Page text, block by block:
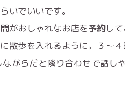
いでいいです。
がおしゃれなお店を予約し
散歩を入れるように。３〜４
がらだと隣り合わせで話し